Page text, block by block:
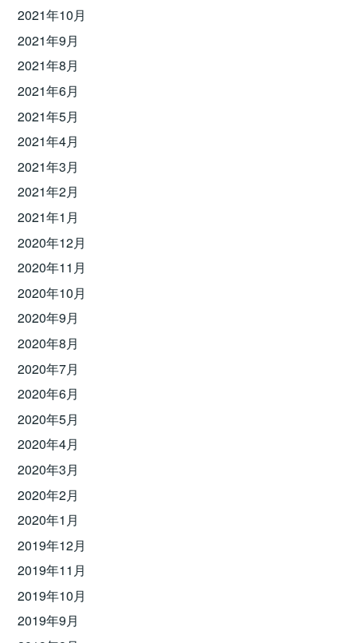
2021年10月
2021年9月
2021年8月
2021年6月
2021年5月
2021年4月
2021年3月
2021年2月
2021年1月
2020年12月
2020年11月
2020年10月
2020年9月
2020年8月
2020年7月
2020年6月
2020年5月
2020年4月
2020年3月
2020年2月
2020年1月
2019年12月
2019年11月
2019年10月
2019年9月